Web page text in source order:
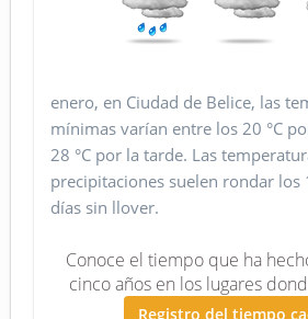
enero, en Ciudad de Belice, las
mínimas varían entre los 20 °C
28 °C por la tarde. Las
precipitaciones suelen rondar los
días sin llover.
Conoce el tiempo que ha
cinco años en los lugares
Registro del tiempo